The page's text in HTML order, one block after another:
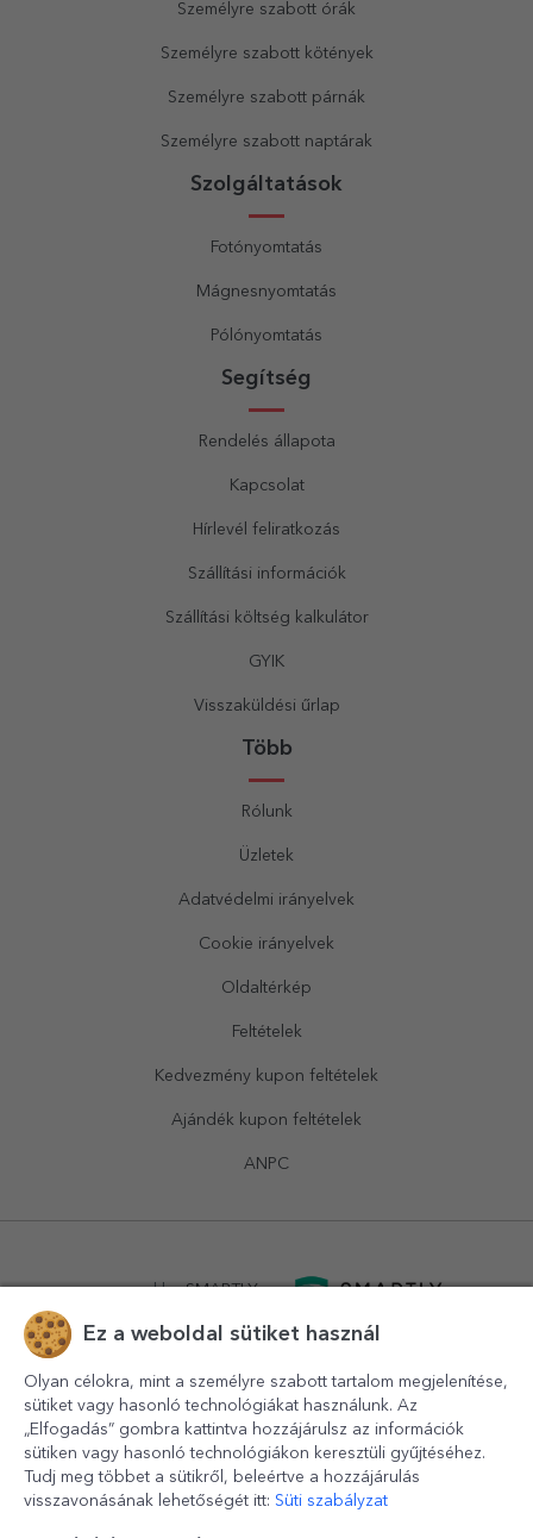
Személyre szabott órák
Személyre szabott kötények
Személyre szabott párnák
Személyre szabott naptárak
Szolgáltatások
Fotónyomtatás
Mágnesnyomtatás
Pólónyomtatás
Segítség
Rendelés állapota
Kapcsolat
Hírlevél feliratkozás
Szállítási információk
Szállítási költség kalkulátor
GYIK
Visszaküldési űrlap
Több
Rólunk
Üzletek
Adatvédelmi irányelvek
Cookie irányelvek
Oldaltérkép
Feltételek
Kedvezmény kupon feltételek
Ajándék kupon feltételek
ANPC
powered bySMARTLY.ro
Ez a weboldal sütiket használ
Olyan célokra, mint a személyre szabott tartalom megjelenítése,
sütiket vagy hasonló technológiákat használunk. Az
„Elfogadás” gombra kattintva hozzájárulsz az információk
sütiken vagy hasonló technológiákon keresztüli gyűjtéséhez.
Tudj meg többet a sütikről, beleértve a hozzájárulás
visszavonásának lehetőségét itt: Süti szabályzat